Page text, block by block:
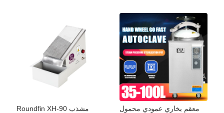
Roundfin XH-90 مشذب
معقم بخاري عمودي محمول